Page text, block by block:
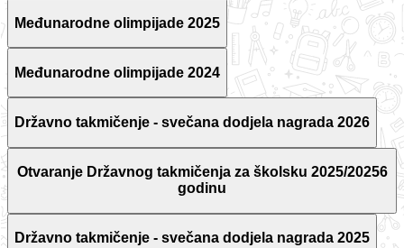
Međunarodne olimpijade 2025
Međunarodne olimpijade 2024
Državno takmičenje - svečana dodjela nagrada 2026
Otvaranje Državnog takmičenja za školsku 2025/20256
godinu
Državno takmičenje - svečana dodjela nagrada 2025